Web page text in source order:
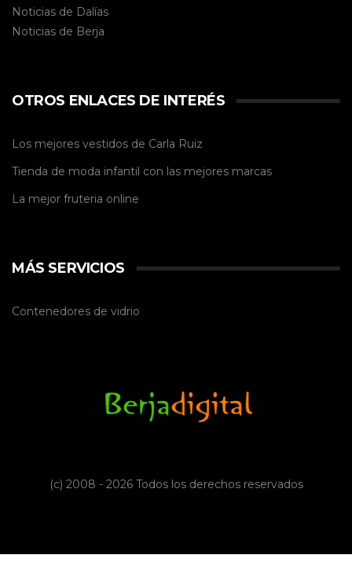
Noticias de Dalías
Noticias de Berja
OTROS ENLACES DE INTERÉS
Los mejores vestidos de Carla Ruiz
Tienda de moda infantil con las mejores marcas
La mejor fruteria online
MÁS SERVICIOS
Contenedores de vidrio
(c) 2008 - 2026 Todos los derechos reservados